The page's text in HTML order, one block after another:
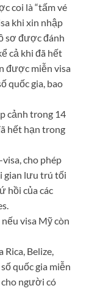
coi là “tấm vé
khi xin nhập
sơ được đánh
cả khi đã hết
được miễn visa
quốc gia, bao
cảnh trong 14
hết hạn trong
cho phép
gian lưu trú tối
hồi của các
visa Mỹ còn
Rica, Belize,
quốc gia miễn
người có